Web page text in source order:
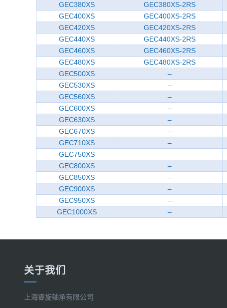
GEC380XS
GEC380XS-2RS
GEC400XS
GEC400XS-2RS
GEC420XS
GEC420XS-2RS
GEC440XS
GEC440XS-2RS
GEC460XS
GEC460XS-2RS
GEC480XS
GEC480XS-2RS
GEC500XS
–
GEC530XS
–
GEC560XS
–
GEC600XS
–
GEC630XS
–
GEC670XS
–
GEC710XS
–
GEC750XS
–
GEC800XS
–
GEC850XS
–
GEC900XS
–
GEC950XS
–
GEC1000XS
–
关于我们
上海睿旋轴承有限公司